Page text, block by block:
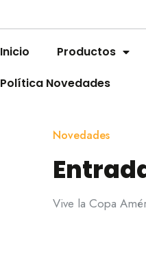
Inicio Productos
Política Novedades
Novedades
Vive la Copa